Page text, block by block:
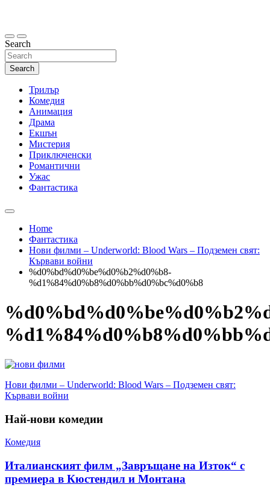
Search
Search
Трилър
Комедия
Анимация
Драма
Екшън
Мистерия
Приключенски
Романтични
Ужас
Фантастика
Home
Фантастика
Нови филми – Underworld: Blood Wars – Подземен свят:
Кървави войни
%d0%bd%d0%be%d0%b2%d0%b8-
%d1%84%d0%b8%d0%bb%d0%bc%d0%b8
Навигация
Нови филми – Underworld: Blood Wars – Подземен свят:
Кървави войни
Най-нови комедии
Комедия
Италианският филм „Завръщане на Изток“ с
премиера в Кюстендил и Монтана